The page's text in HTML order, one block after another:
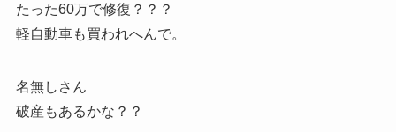
たった60万で修復？？？
軽自動車も買われへんで。
名無しさん
破産もあるかな？？